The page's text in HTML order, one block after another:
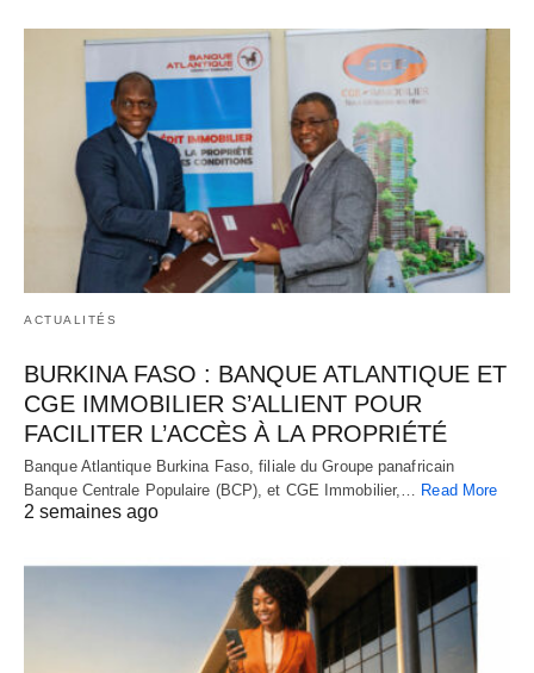
ACTUALITÉS
BURKINA FASO : BANQUE ATLANTIQUE ET
CGE IMMOBILIER S’ALLIENT POUR
FACILITER L’ACCÈS À LA PROPRIÉTÉ
Banque Atlantique Burkina Faso, filiale du Groupe panafricain
Banque Centrale Populaire (BCP), et CGE Immobilier,… Read More
2 semaines ago